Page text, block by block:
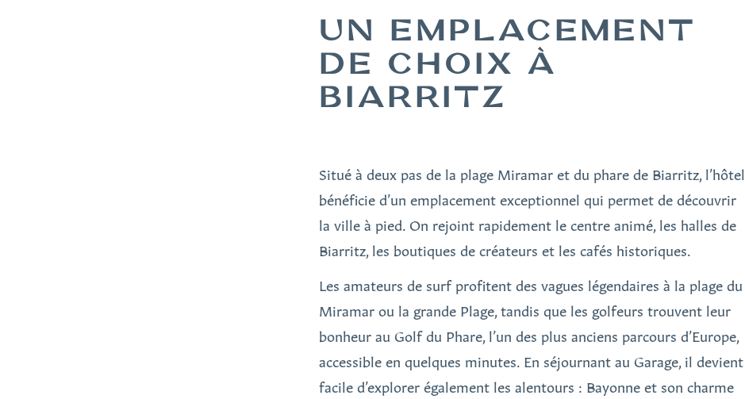
UN EMPLACEMENT
DE CHOIX À
BIARRITZ
Situé à deux pas de la plage Miramar et du phare de Biarritz, l’hôtel
bénéficie d’un emplacement exceptionnel qui permet de découvrir
la ville à pied. On rejoint rapidement le centre animé, les halles de
Biarritz, les boutiques de créateurs et les cafés historiques.
Les amateurs de surf profitent des vagues légendaires à la plage du
Miramar ou la grande Plage, tandis que les golfeurs trouvent leur
bonheur au Golf du Phare, l’un des plus anciens parcours d’Europe,
accessible en quelques minutes. En séjournant au Garage, il devient
facile d’explorer également les alentours : Bayonne et son charme